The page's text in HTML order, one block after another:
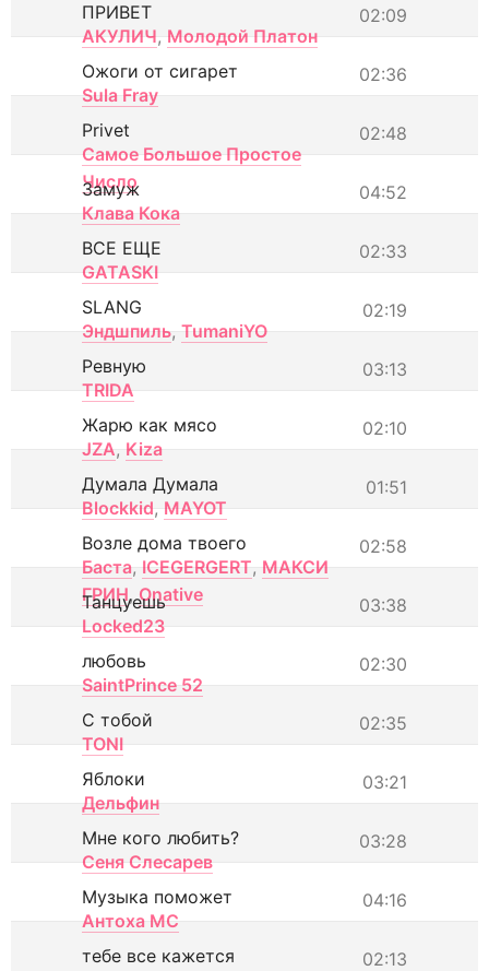
02:09
ПРИВЕТ
АКУЛИЧ, Молодой Платон
02:36
Ожоги от сигарет
Sula Fray
02:48
Privet
Самое Большое Простое
Число
04:52
Замуж
Клава Кока
02:33
ВСЕ ЕЩЕ
GATASKI
02:19
SLANG
Эндшпиль, TumaniYO
03:13
Ревную
TRIDA
02:10
Жарю как мясо
JZA, Kiza
01:51
Думала Думала
Blockkid, MAYOT
02:58
Возле дома твоего
Баста, ICEGERGERT, МАКСИ
ГРИН, Onative 03:38
Танцуешь
Locked23
02:30
любовь
SaintPrince 52
02:35
С тобой
TONI
03:21
Яблоки
Дельфин
03:28
Мне кого любить?
Сеня Слесарев
04:16
Музыка поможет
Антоха МС
02:13
тебе все кажется